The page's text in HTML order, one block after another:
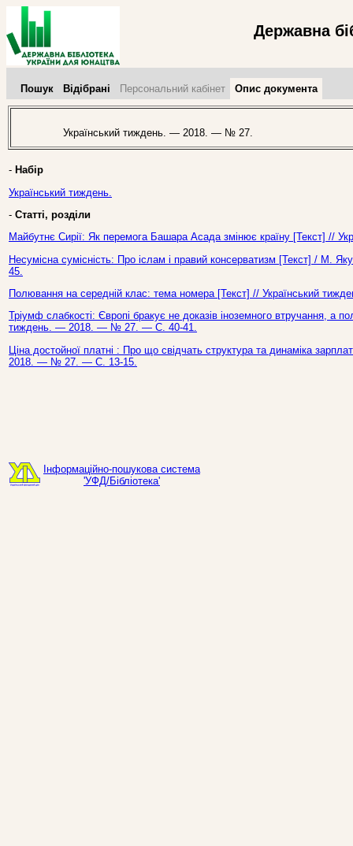
Державна
Пошук Відібрані Персональний кабінет Опис документа
Український тиждень. — 2018. — № 27.
- Набір
Український тиждень.
- Статті, розділи
Майбутнє Сирії: Як перемога Башара Асада змінює країну [Текст]
Несумісна сумісність: Про іслам і правий консерватизм [Текст] /
45.
Полювання на середній клас: тема номера [Текст] // Український
Тріумф слабкості: Європі бракує не доказів іноземного втручання, а
тиждень. — 2018. — № 27. — С. 40-41.
Ціна достойної платні : Про що свідчать структура та динаміка
2018. — № 27. — С. 13-15.
Інформаційно-пошукова система
'УФД/Бібліотека'